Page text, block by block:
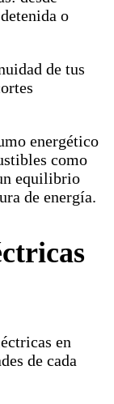
o
de tus
energético
como
equilibrio
de energía.
en
de cada